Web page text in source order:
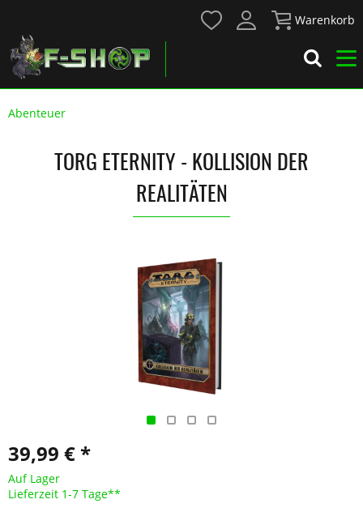
Warenkorb
Abenteuer
TORG ETERNITY - KOLLISION DER
REALITÄTEN
39,99 € *
Auf Lager
Lieferzeit 1-7 Tage**